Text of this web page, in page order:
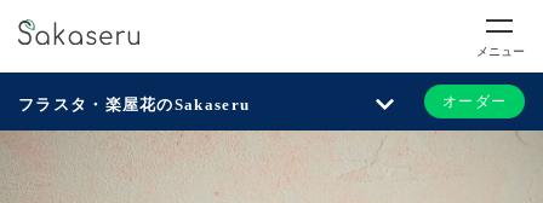
メニュー
フラスタ・楽屋花のSakaseru オーダー